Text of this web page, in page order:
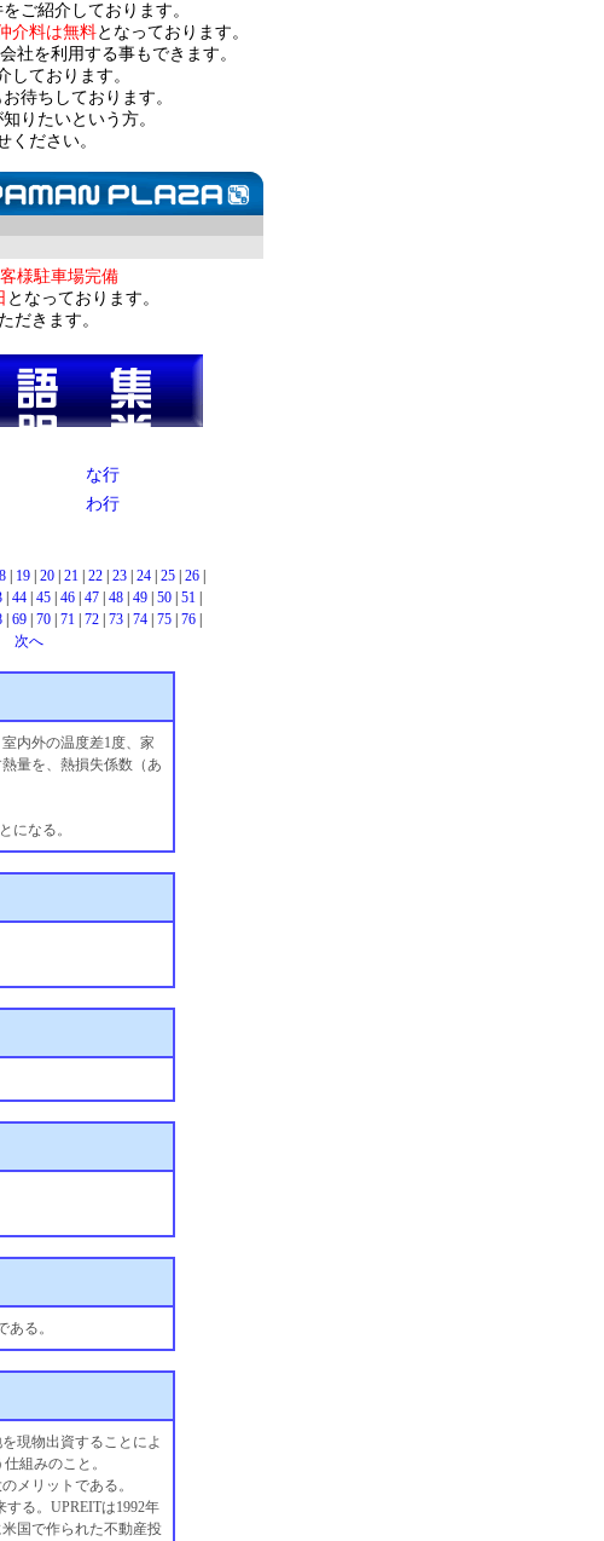
ご紹介しております。
介料は無料となっております。
社を利用する事もできます。
ております。
待ちしております。
りたいという方。
ください。
様駐車場完備
となっております。
だきます。
な行
わ行
19 20 21 22 23 24 25 26
| 44| 45| 46| 47| 48| 49| 50| 51|
| 69| 70| 71| 72| 73| 74| 75| 76|
次へ
内外の温度差1度、家
量を、熱損失係数（あ
になる。
る。
現物出資することによ
組みのこと。
メリットである。
する。UPREITは1992年
国で作られた不動産投